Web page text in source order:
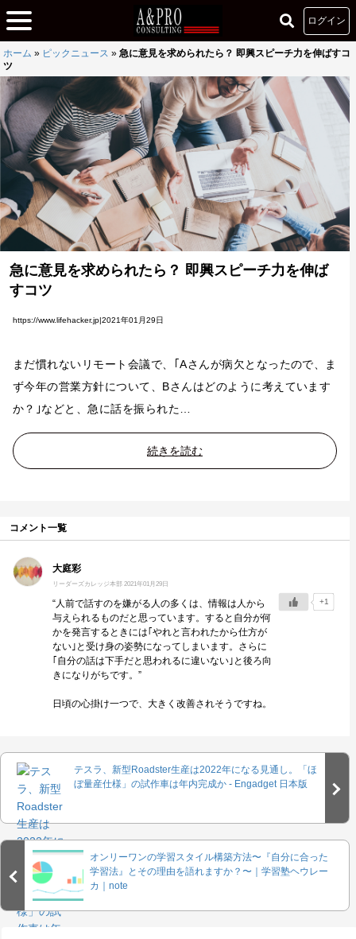
ログイン
ホーム » ピックニュース » 急に意見を求められたら？ 即興スピーチ力を伸ばすコ
ツ
急に意見を求められたら？ 即興スピーチ力を伸ば
すコツ
https://www.lifehacker.jp|2021年01月29日
まだ慣れないリモート会議で、｢Aさんが病欠となったので、ま
ず今年の営業方針について、Bさんはどのように考えています
か？｣などと、急に話を振られた…
続きを読む
コメント一覧
大庭彩
リーダーズカレッジ本部 2021年01月29日
“人前で話すのを嫌がる人の多くは、情報は人から
与えられるものだと思っています。すると自分が何
かを発言するときには｢やれと言われたから仕方が
ない｣と受け身の姿勢になってしまいます。さらに
｢自分の話は下手だと思われるに違いない｣と後ろ向
きになりがちです。”
日頃の心掛け一つで、大きく改善されそうですね。
+1
テスラ、新型Roadster生産は2022年になる見通し。「ほ
ぼ量産仕様」の試作車は年内完成か - Engadget 日本版
オンリーワンの学習スタイル構築方法〜『自分に合った
学習法』とその理由を語れますか？〜｜学習塾ヘウレー
カ｜note